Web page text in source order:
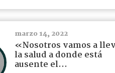
marzo 14, 2022
«Nosotros vamos a
la salud a donde está
ausente el...